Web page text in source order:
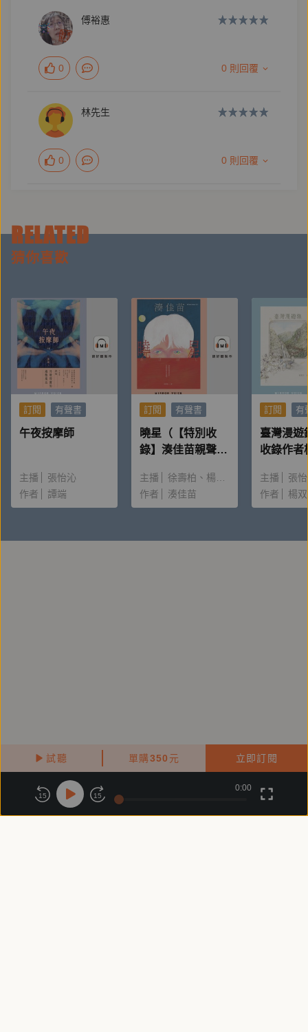
試聽 單購350 元 立即訂閱
祖籍安徽潛山，燕京大學肄業，香港新亞書院第一屆畢
業，美國哈佛大學歷史學博士，曾師從國學大師錢穆和
當代漢學泰斗楊聯陞。1974年當選中央研究院院士。
歷任哈佛大學教授、香港新亞書院校長兼中文大學副校
學校聘講座教授榮退。
2006年獲得美國國會圖書館頒發有「人文諾貝爾獎」
與章學誠》（1976）、《紅樓夢的兩個世界》
（1978）、《中國知識階層史論：古代篇》
（1980）、《中國近代思想史上的胡適》（1984）、
思想傳統的現代詮釋》（1987）、《歷史人物與文化
危機》（1995）、《陳寅恪晚年詩文釋證》
（1998）、《朱熹的歷史世界》（2003）、《宋明理
學與政治文化》（2004）、《中國文化史通釋》
（2010）、《文化評論與中國情懷》（2011）、《方
《余英時回憶錄》（2018）、《史學與傳統》
（2021）等多種。
_____
傅裕惠
0 0 則回覆
林先生
0 0 則回覆
RELATED
猜你喜歡
訂閱 有聲書
午夜按摩師
主播
張怡沁
作者
譚端
訂閱 有聲書
曉星（【特別收
錄】湊佳苗親聲朗
主播 徐壽柏
楊雅淳
作者
湊佳苗
訂閱 有
臺灣漫遊
收錄作者
主播
張
作者
楊
關於鏡好聽
商務合作 付費條款 會員條款
15 15
0:00